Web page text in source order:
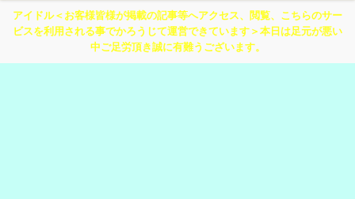
アイドル＜お客様皆様が掲載の記事等へアクセス、閲覧、こちらのサー
ビスを利用される事でかろうじて運営できています＞本日は足元が悪い
中ご足労頂き誠に有難うございます。